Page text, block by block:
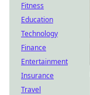
Fitness
Education
Technology
Finance
Entertainment
Insurance
Travel